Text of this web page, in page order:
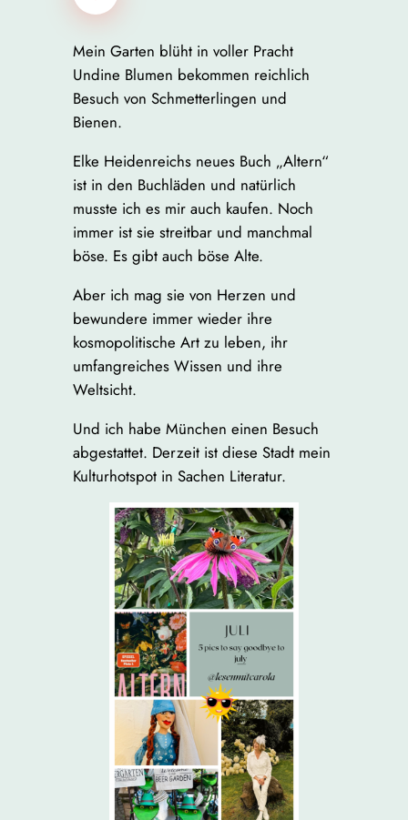
Mein Garten blüht in voller Pracht
Undine Blumen bekommen reichlich
Besuch von Schmetterlingen und
Bienen.
Elke Heidenreichs neues Buch „Altern“
ist in den Buchläden und natürlich
musste ich es mir auch kaufen. Noch
immer ist sie streitbar und manchmal
böse. Es gibt auch böse Alte.
Aber ich mag sie von Herzen und
bewundere immer wieder ihre
kosmopolitische Art zu leben, ihr
umfangreiches Wissen und ihre
Weltsicht.
Und ich habe München einen Besuch
abgestattet. Derzeit ist diese Stadt mein
Kulturhotspot in Sachen Literatur.